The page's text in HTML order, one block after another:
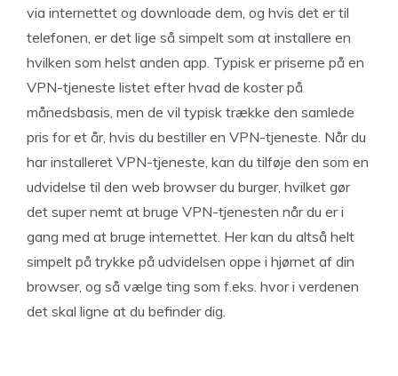
via internettet og downloade dem, og hvis det er til
telefonen, er det lige så simpelt som at installere en
hvilken som helst anden app. Typisk er priserne på en
VPN-tjeneste listet efter hvad de koster på
månedsbasis, men de vil typisk trække den samlede
pris for et år, hvis du bestiller en VPN-tjeneste. Når du
har installeret VPN-tjeneste, kan du tilføje den som en
udvidelse til den web browser du burger, hvilket gør
det super nemt at bruge VPN-tjenesten når du er i
gang med at bruge internettet. Her kan du altså helt
simpelt på trykke på udvidelsen oppe i hjørnet af din
browser, og så vælge ting som f.eks. hvor i verdenen
det skal ligne at du befinder dig.